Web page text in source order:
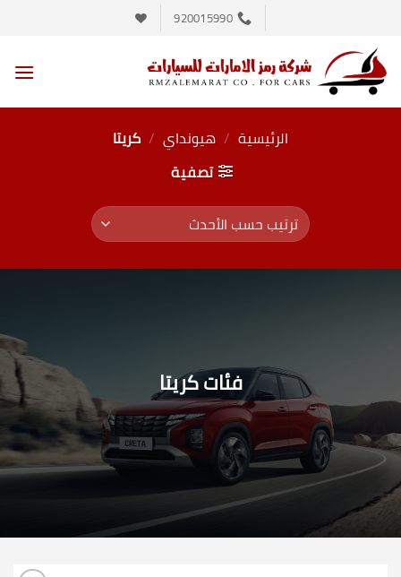
920015990
الرئيسية / هيونداي / كريتا
تصفية
فئات كريتا